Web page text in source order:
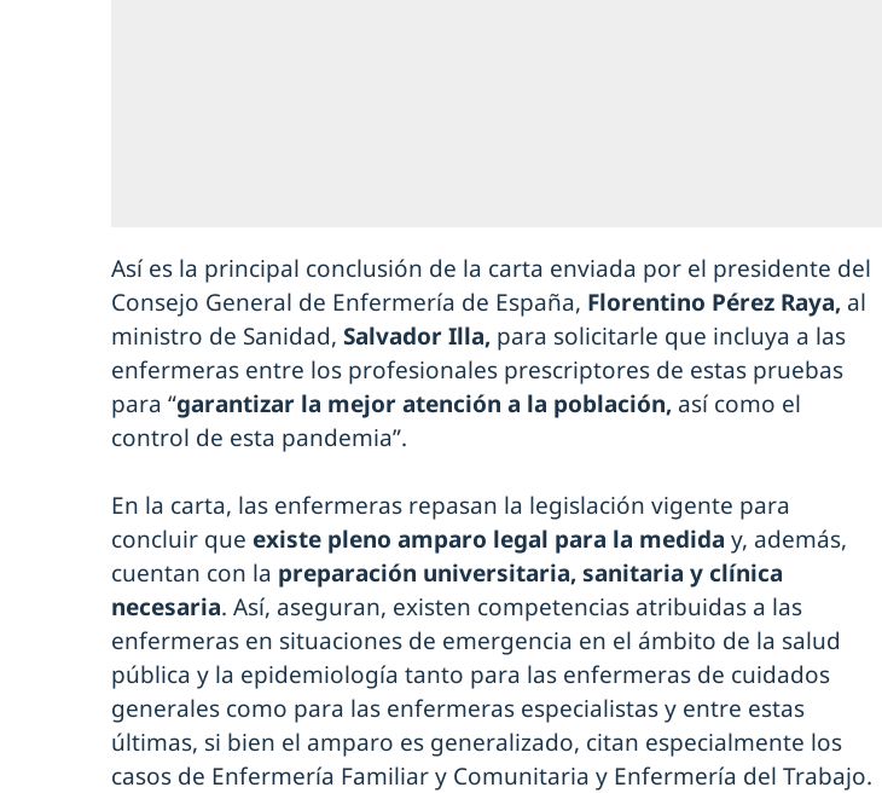
Así es la principal conclusión de la carta enviada por el presidente del
Consejo General de Enfermería de España, Florentino Pérez Raya, al
ministro de Sanidad, Salvador Illa, para solicitarle que incluya a las
enfermeras entre los profesionales prescriptores de estas pruebas
para “garantizar la mejor atención a la población, así como el
control de esta pandemia”.
En la carta, las enfermeras repasan la legislación vigente para
concluir que existe pleno amparo legal para la medida y, además,
cuentan con la preparación universitaria, sanitaria y clínica
necesaria. Así, aseguran, existen competencias atribuidas a las
enfermeras en situaciones de emergencia en el ámbito de la salud
pública y la epidemiología tanto para las enfermeras de cuidados
generales como para las enfermeras especialistas y entre estas
últimas, si bien el amparo es generalizado, citan especialmente los
casos de Enfermería Familiar y Comunitaria y Enfermería del Trabajo.